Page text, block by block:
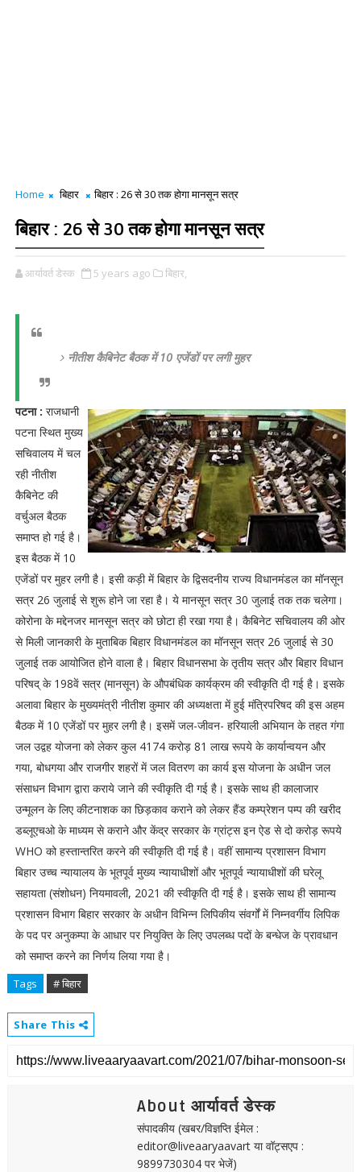
Home बिहार बिहार : 26 से 30 तक होगा मानसून सत्र
बिहार : 26 से 30 तक होगा मानसून सत्र
आर्यावर्त डेस्क 5 years ago बिहार,
नीतीश कैबिनेट बैठक में 10 एजेंडों पर लगी मुहर
पटना : राजधानी
पटना स्थित मुख्य
सचिवालय में चल
रही नीतीश
कैबिनेट की
वर्चुअल बैठक
समाप्त हो गई है।
इस बैठक में 10
एजेंडों पर मुहर लगी है। इसी कड़ी में बिहार के द्विसदनीय राज्य विधानमंडल का मॉनसून
सत्र 26 जुलाई से शुरू होने जा रहा है। ये मानसून सत्र 30 जुलाई तक तक चलेगा।
कोरोना के मद्देनजर मानसून सत्र को छोटा ही रखा गया है। कैबिनेट सचिवालय की ओर
से मिली जानकारी के मुताबिक बिहार विधानमंडल का मॉनसून सत्र 26 जुलाई से 30
जुलाई तक आयोजित होने वाला है। बिहार विधानसभा के तृतीय सत्र और बिहार विधान
परिषद् के 198वें सत्र (मानसून) के औपबंधिक कार्यक्रम की स्वीकृति दी गई है। इसके
अलावा बिहार के मुख्यमंत्री नीतीश कुमार की अध्यक्षता में हुई मंत्रिपरिषद की इस अहम
बैठक में 10 एजेंडों पर मुहर लगी है। इसमें जल-जीवन- हरियाली अभियान के तहत गंगा
जल उद्वह योजना को लेकर कुल 4174 करोड़ 81 लाख रूपये के कार्यान्वयन और
गया, बोधगया और राजगीर शहरों में जल वितरण का कार्य इस योजना के अधीन जल
संसाधन विभाग द्वारा कराये जाने की स्वीकृति दी गई है। इसके साथ ही कालाजार
उन्मूलन के लिए कीटनाशक का छिड़काव कराने को लेकर हैंड कम्प्रेशन पम्प की खरीद
डब्लूएचओ के माध्यम से कराने और केंद्र सरकार के ग्रांट्स इन ऐड से दो करोड़ रूपये
WHO को हस्तान्तरित करने की स्वीकृति दी गई है। वहीं सामान्य प्रशासन विभाग
बिहार उच्च न्यायालय के भूतपूर्व मुख्य न्यायाधीशों और भूतपूर्व न्यायाधीशों की घरेलू
सहायता (संशोधन) नियमावली, 2021 की स्वीकृति दी गई है। इसके साथ ही सामान्य
प्रशासन विभाग बिहार सरकार के अधीन विभिन्न लिपिकीय संवर्गों में निम्नवर्गीय लिपिक
के पद पर अनुकम्पा के आधार पर नियुक्ति के लिए उपलब्ध पदों के बन्धेज के प्रावधान
को समाप्त करने का निर्णय लिया गया है।
Tags # बिहार
Share This
About आर्यावर्त डेस्क
संपादकीय (खबर/विज्ञप्ति ईमेल :
editor@liveaaryaavart या वॉट्सएप :
9899730304 पर भेजें)